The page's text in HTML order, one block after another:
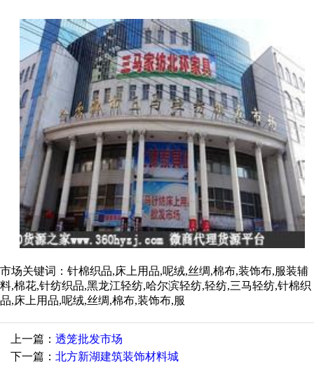
市场关键词：针棉织品,床上用品,呢绒,丝绸,棉布,装饰布,服装辅
料,棉花,针纺织品,黑龙江轻纺,哈尔滨轻纺,轻纺,三马轻纺,针棉织
品,床上用品,呢绒,丝绸,棉布,装饰布,服
上一篇： 透笼批发市场
下一篇： 北方新湖建筑装饰材料城